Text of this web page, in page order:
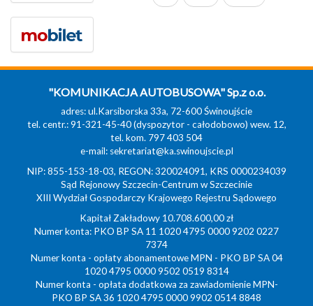
"KOMUNIKACJA AUTOBUSOWA" Sp.z o.o.
adres: ul.Karsiborska 33a, 72-600 Świnoujście
tel. centr.: 91-321-45-40 (dyspozytor - całodobowo) wew. 12,
tel. kom. 797 403 504
e-mail: sekretariat@ka.swinoujscie.pl
NIP: 855-153-18-03, REGON: 320024091, KRS 0000234039
Sąd Rejonowy Szczecin-Centrum w Szczecinie
XIII Wydział Gospodarczy Krajowego Rejestru Sądowego
Kapitał Zakładowy 10.708.600,00 zł
Numer konta: PKO BP SA 11 1020 4795 0000 9202 0227
7374
Numer konta - opłaty abonamentowe MPN - PKO BP SA 04
1020 4795 0000 9502 0519 8314
Numer konta - opłata dodatkowa za zawiadomienie MPN-
PKO BP SA 36 1020 4795 0000 9902 0514 8848